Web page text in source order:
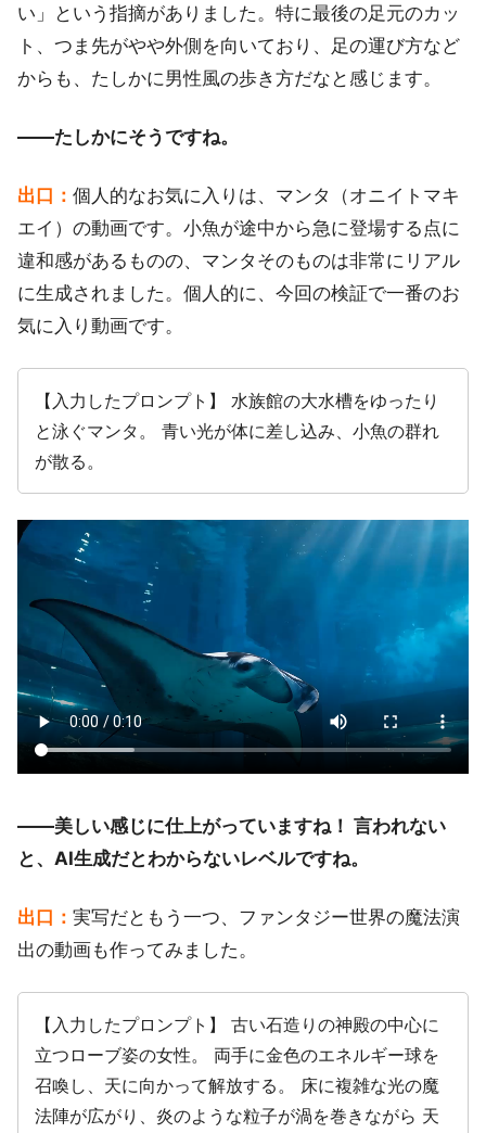
い」という指摘がありました。特に最後の足元のカッ
ト、つま先がやや外側を向いており、足の運び方など
からも、たしかに男性風の歩き方だなと感じます。
――たしかにそうですね。
出口： 個人的なお気に入りは、マンタ（オニイトマキ
エイ）の動画です。小魚が途中から急に登場する点に
違和感があるものの、マンタそのものは非常にリアル
に生成されました。個人的に、今回の検証で一番のお
気に入り動画です。
【入力したプロンプト】 水族館の大水槽をゆったり
と泳ぐマンタ。 青い光が体に差し込み、小魚の群れ
が散る。
――美しい感じに仕上がっていますね！ 言われない
と、AI生成だとわからないレベルですね。
出口： 実写だともう一つ、ファンタジー世界の魔法演
出の動画も作ってみました。
【入力したプロンプト】 古い石造りの神殿の中心に
立つローブ姿の女性。 両手に金色のエネルギー球を
召喚し、天に向かって解放する。 床に複雑な光の魔
法陣が広がり、炎のような粒子が渦を巻きながら 天